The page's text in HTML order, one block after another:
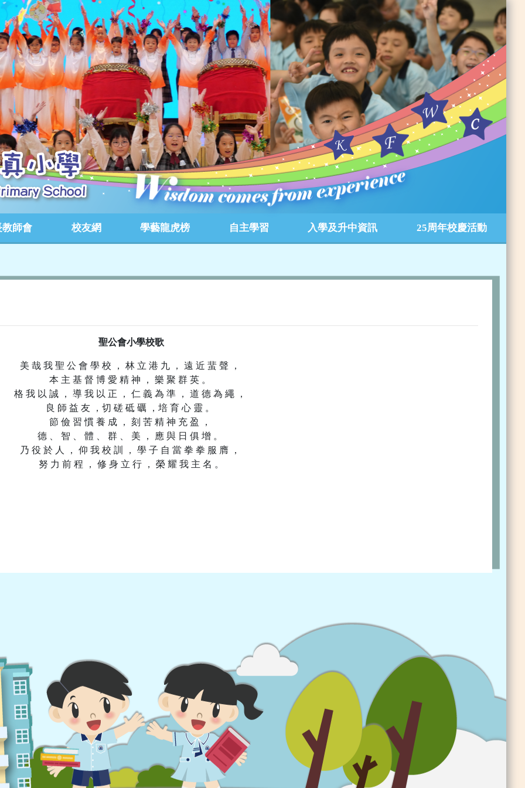
教師會 校友網 學藝龍虎榜 自主學習 入學及升中資訊 25周年校慶活動
聖公會小學校歌
美 哉 我 聖 公 會 學 校 ， 林 立 港 九 ， 遠 近 蜚 聲 ，
本 主 基 督 博 愛 精 神 ， 樂 聚 群 英 。
格 我 以 誠 ， 導 我 以 正 ， 仁 義 為 準 ， 道 德 為 繩 ，
良 師 益 友 ，切 磋 砥 礪 ，培 育 心 靈 。
節 儉 習 慣 養 成 ， 刻 苦 精 神 充 盈 ，
德 、 智 、 體 、 群 、 美 ， 應 與 日 俱 增 。
乃 役 於 人 ， 仰 我 校 訓 ， 學 子 自 當 拳 拳 服 膺 ，
努 力 前 程 ， 修 身 立 行 ， 榮 耀 我 主 名 。